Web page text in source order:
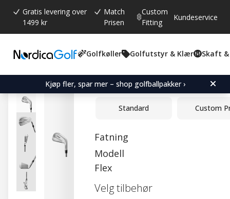
Gratis levering over
1499 kr
Match
Prisen
Custom
Fitting
Kundeservice
Golfkøller Golfutstyr & Klær Skaft &
Kjøp fler, spar mer – shop golfballpakker ›
Gjennomsnittskarakter:
5.0 (stemmer:
1)
Titleist T250 Iron Set
Standard Custom
Fatning
Modell
Flex
Velg tilbehør